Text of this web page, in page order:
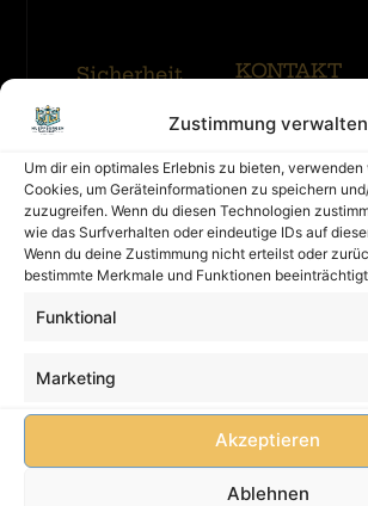
Zustimmung verwalten
Um dir ein optimales Erlebnis zu bieten,
Cookies, um Geräteinformationen zu speichern
zuzugreifen. Wenn du diesen Technologien
wie das Surfverhalten oder eindeutige IDs auf
Wenn du deine Zustimmung nicht erteilst oder
bestimmte Merkmale und Funktionen
Funktional
Marketing
Akzeptieren
Ablehnen
Sicherheit
Eine
Hüpfburg
muss
immer
betreut
werden!
Kinder
können
KONTAKT
Kontakt
Impressum
Datenschutz
AGB
FAQ